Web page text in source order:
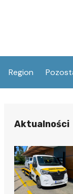
w
Oświaty
Region
Aktualności